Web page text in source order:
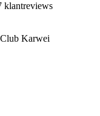
klantreviews
Karwei